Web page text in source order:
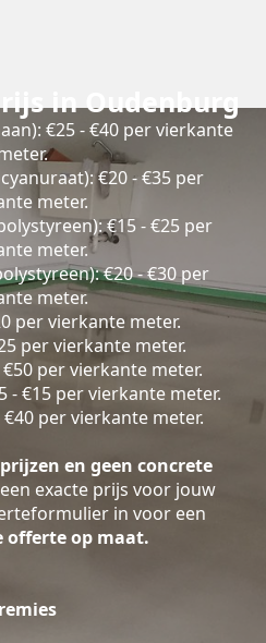
in Oudenburg
€25 - €40 per vierkante
€20 - €35 per
meter.
€15 - €25 per
meter.
€20 - €30 per
meter.
per vierkante meter.
per vierkante meter.
per vierkante meter.
- €15 per vierkante meter.
per vierkante meter.
en geen concrete
exacte prijs voor jouw
in voor een
offerte op maat.